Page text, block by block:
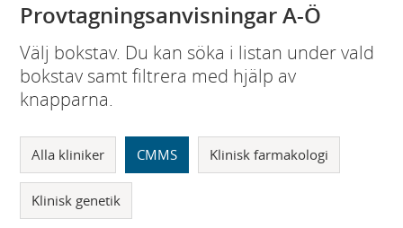
Provtagningsanvisningar A-Ö
Välj bokstav. Du kan söka i listan under vald
bokstav samt filtrera med hjälp av
knapparna.
Alla kliniker CMMS Klinisk farmakologi
Klinisk genetik